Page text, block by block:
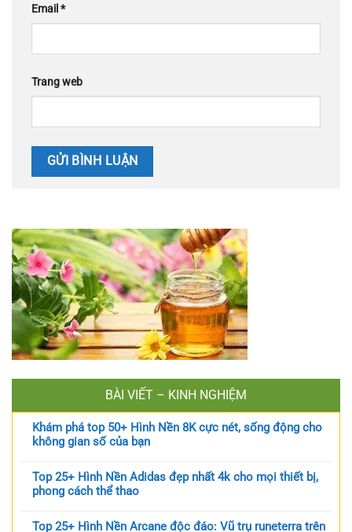
Email *
Trang web
BÀI VIẾT – KINH NGHIỆM
Khám phá top 50+ Hình Nền 8K cực nét, sống động cho
không gian số của bạn
Top 25+ Hình Nền Adidas đẹp nhất 4k cho mọi thiết bị,
phong cách thể thao
Top 25+ Hình Nền Arcane độc đáo: Vũ trụ runeterra trên